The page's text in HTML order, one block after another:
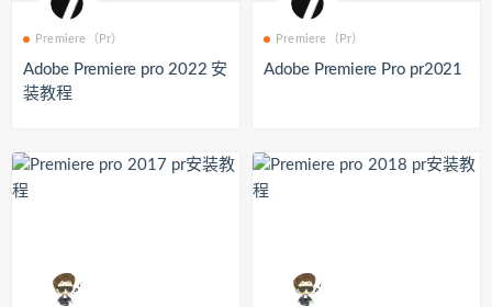
Premiere（Pr）
Adobe Premiere pro 2022 安
装教程
Premiere（Pr）
Adobe Premiere Pro pr2021